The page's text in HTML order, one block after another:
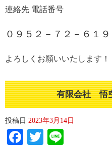
連絡先 電話番号
０９５２－７２－６１９
よろしくお願いいたします！
有限会社 悟
投稿日 2023年3月14日
Facebook
Twitter